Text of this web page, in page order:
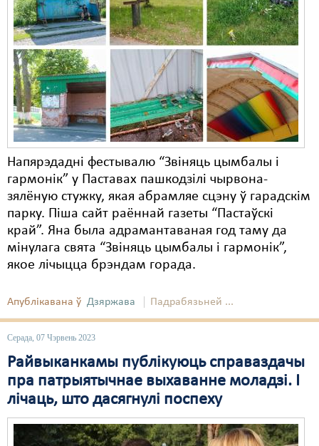
Напярэдадні фестывалю “Звіняць цымбалы і
гармонік” у Паставах пашкодзілі чырвона-
зялёную стужку, якая абрамляе сцэну ў гарадскім
парку. Піша сайт раённай газеты “Пастаўскі
край”. Яна была адрамантаваная год таму да
мінулага свята “Звіняць цымбалы і гармонік”,
якое лічыцца брэндам горада.
Апублікавана ў Дзяржава Падрабязьней ...
Серада, 07 Чэрвень 2023
Райвыканкамы публікуюць справаздачы
пра патрыятычнае выхаванне моладзі. І
лічаць, што дасягнулі поспеху